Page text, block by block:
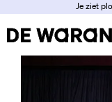
Je ziet